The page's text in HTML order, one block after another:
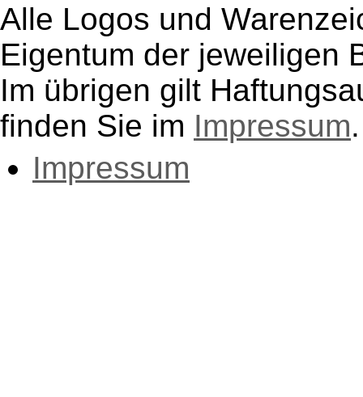
Alle Logos und
Eigentum der jeweiligen
Im übrigen gilt
finden Sie im Impressum.
Impressum